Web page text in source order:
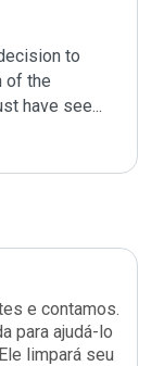
to
of the
have see...
e contamos.
para ajudá-lo
limpará seu